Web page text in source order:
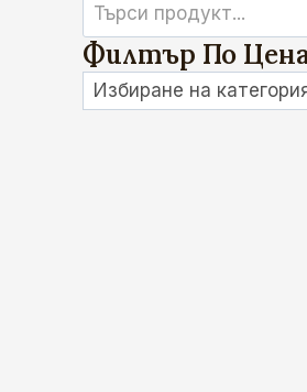
Филтър По
Избиране
на